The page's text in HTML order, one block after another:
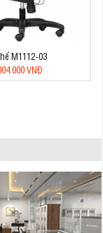
M1112-03
VNĐ